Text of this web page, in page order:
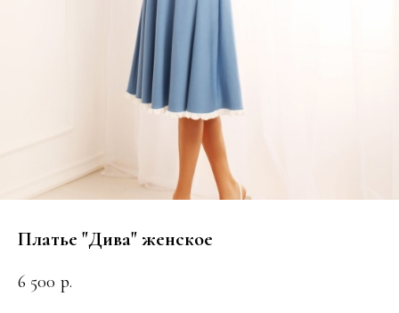
Платье "Дива" женское
6 500 р.